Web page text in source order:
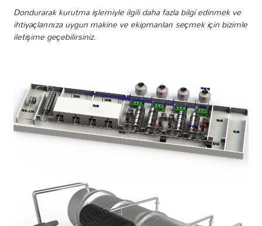
Dondurarak kurutma işlemiyle ilgili daha fazla bilgi edinmek ve
ihtiyaçlarınıza uygun makine ve ekipmanları seçmek için bizimle
iletişime geçebilirsiniz.